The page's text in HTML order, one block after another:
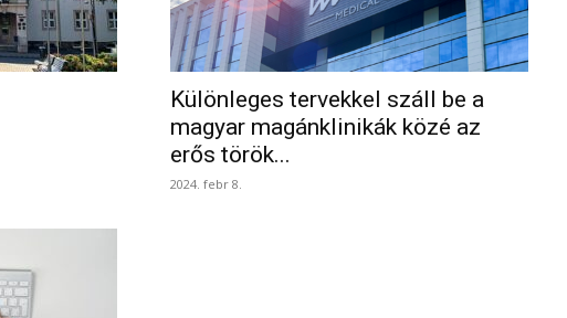
Különleges tervekkel száll be a
magyar magánklinikák közé az
erős török...
2024. febr 8.